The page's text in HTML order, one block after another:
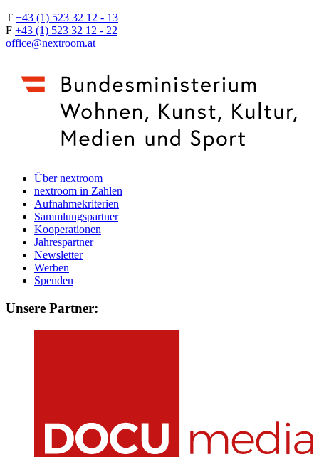
T +43 (1) 523 32 12 - 13
F +43 (1) 523 32 12 - 22
office@nextroom.at
Über nextroom
nextroom in Zahlen
Aufnahmekriterien
Sammlungspartner
Kooperationen
Jahrespartner
Newsletter
Werben
Spenden
Unsere Partner: